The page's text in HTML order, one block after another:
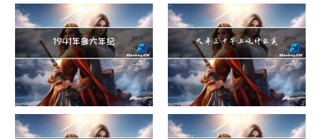
危险货物包装类别 这就是过大年
1941年多大年纪 大年三十早上吃什么美白